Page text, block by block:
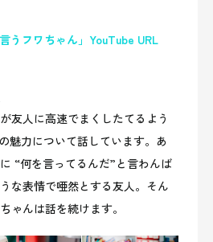
うフワちゃん」YouTube URL
友人に高速でまくしたてるよう
魅力について話しています。あ
“何を言ってるんだ”と言わんば
な表情で唖然とする友人。そん
ゃんは話を続けます。